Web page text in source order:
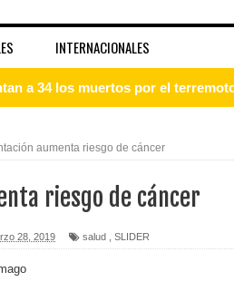
INTERNACIONALES
a 34 los muertos por el
de Salud San Juan recibe
en el desfile dominicano del
junto a la vicepresidenta y
aumenta riesgo de cáncer
riesgo de cáncer
28, 2019 salud SLIDER